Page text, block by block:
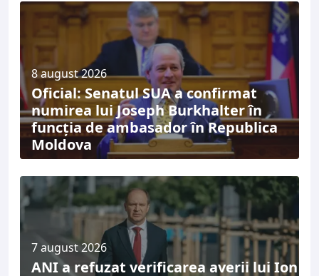
8 august 2026
Oficial: Senatul SUA a confirmat
numirea lui Joseph Burkhalter în
funcția de ambasador în Republica
Moldova
7 august 2026
ANI a refuzat verificarea averii lui Ion